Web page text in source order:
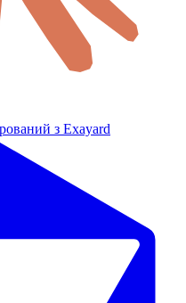
з Exayard